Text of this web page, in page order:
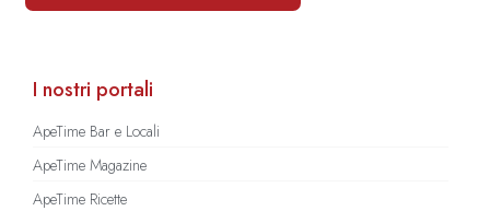
I nostri portali
ApeTime Bar e Locali
ApeTime Magazine
ApeTime Ricette